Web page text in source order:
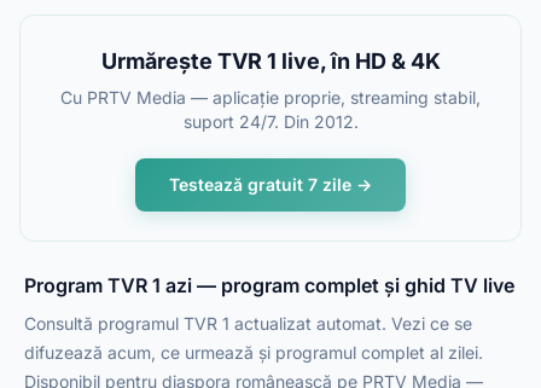
Urmărește TVR 1 live, în HD & 4K
Cu PRTV Media — aplicație proprie, streaming stabil,
suport 24/7. Din 2012.
Testează gratuit 7 zile →
Program TVR 1 azi — program complet și ghid TV live
Consultă programul TVR 1 actualizat automat. Vezi ce se
difuzează acum, ce urmează și programul complet al zilei.
Disponibil pentru diaspora românească pe PRTV Media —